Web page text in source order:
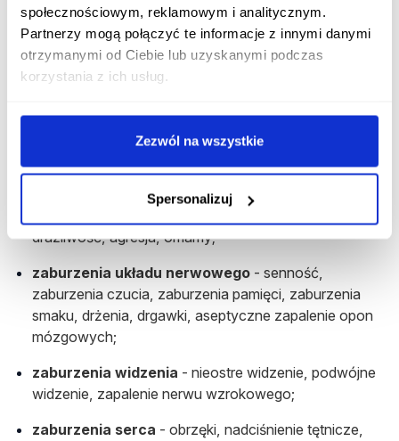
społecznościowym, reklamowym i analitycznym.
Partnerzy mogą połączyć te informacje z innymi danymi
otrzymanymi od Ciebie lub uzyskanymi podczas
korzystania z ich usług.
Zezwól na wszystkie
Spersonalizuj
niepożądane?
Działania niepożądane rzadziej występujące podczas
stosowania leku DicloDuo Combi to:
na substancje czynne lub pomocnicze;
drażliwość, agresja, omamy;
zaburzenia układu nerwowego - senność,
zaburzenia czucia, zaburzenia pamięci, zaburzenia
smaku, drżenia, drgawki, aseptyczne zapalenie opon
mózgowych;
zaburzenia widzenia - nieostre widzenie, podwójne
widzenie, zapalenie nerwu wzrokowego;
zaburzenia serca - obrzęki, nadciśnienie tętnicze,